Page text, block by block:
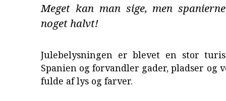
Meget kan man sige, men
noget halvt!
Julebelysningen er blevet en stor
Spanien og forvandler gader, pladser og
fulde af lys og farver.